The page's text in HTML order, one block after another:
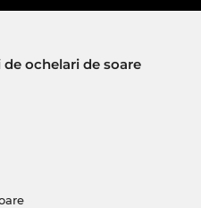
ochelari de soare